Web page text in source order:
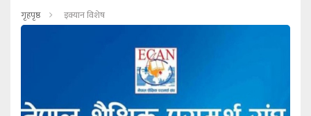
गृहपृष्ठ इक्यान विशेष